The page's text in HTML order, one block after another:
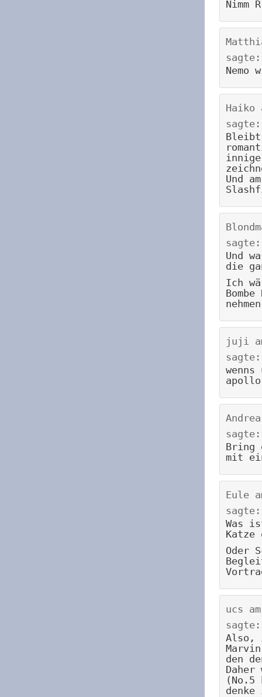
sagte:
Haiko
sagte:
Und
sagte:
Und
die
Ich
juji
sagte:
apollo
Andrea
sagte:
Bring
mit
Eule
sagte:
Was
Oder
ucs
sagte:
Also,
den
Daher
(No.5